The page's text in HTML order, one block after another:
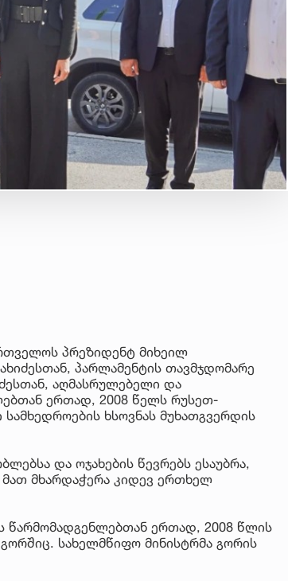
პრეზიდენტ მიხეილ
პარლამენტის თავმჯდომარე
აღმასრულებელი და
ერთად, 2008 წელს რუსეთ-
ხსოვნას მუხათგვერდის
და ოჯახების წევრებს ესაუბრა,
მხარდაჭერა კიდევ ერთხელ
წარმომადგენლებთან ერთად, 2008 წლის
სახელმწიფო მინისტრმა გორის